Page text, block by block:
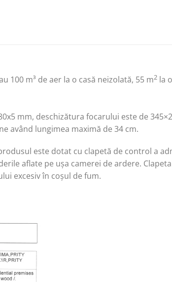
100 m³ de aer la o casă neizolată, 55 m2 la
mm, deschizătura focarului este de
având lungimea maximă de 34 cm.
este dotat cu clapetă de control a
aflate pe ușa camerei de ardere.
excesiv în coșul de fum.